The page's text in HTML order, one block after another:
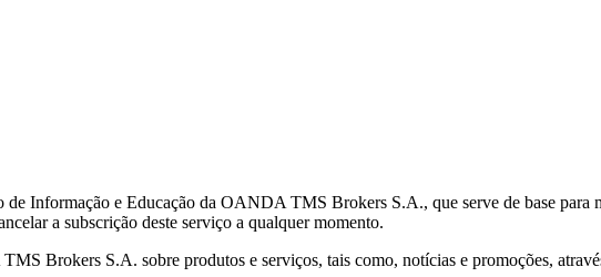
de Informação e Educação da OANDA TMS Brokers S.A., que serve de base para
a subscrição deste serviço a qualquer momento.
Brokers S.A. sobre produtos e serviços, tais como, notícias e promoções,